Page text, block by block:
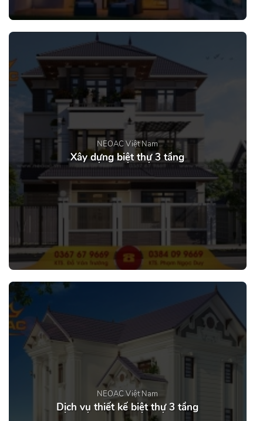
NEOAC Việt Nam
Xây dựng biệt thự 3 tầng
NEOAC Việt Nam
Dịch vụ thiết kế biệt thự 3 tầng